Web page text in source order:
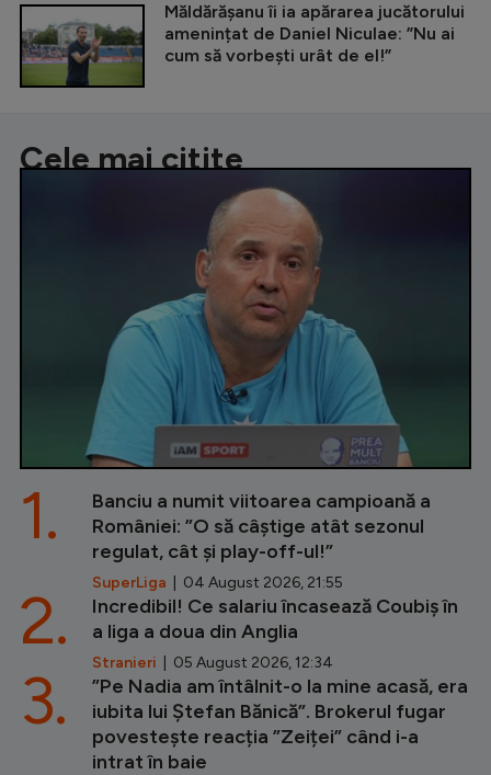
Măldărășanu îi ia apărarea jucătorului
amenințat de Daniel Niculae: ”Nu ai
cum să vorbești urât de el!”
Cele mai citite
Banciu a numit viitoarea campioană a
României: ”O să câștige atât sezonul
regulat, cât și play-off-ul!”
SuperLiga | 04 August 2026, 21:55
1.
Incredibil! Ce salariu încasează Coubiș în
a liga a doua din Anglia
Stranieri | 05 August 2026, 12:34
2.
”Pe Nadia am întâlnit-o la mine acasă, era
iubita lui Ștefan Bănică”. Brokerul fugar
povestește reacția ”Zeiței” când i-a
intrat în baie
3.